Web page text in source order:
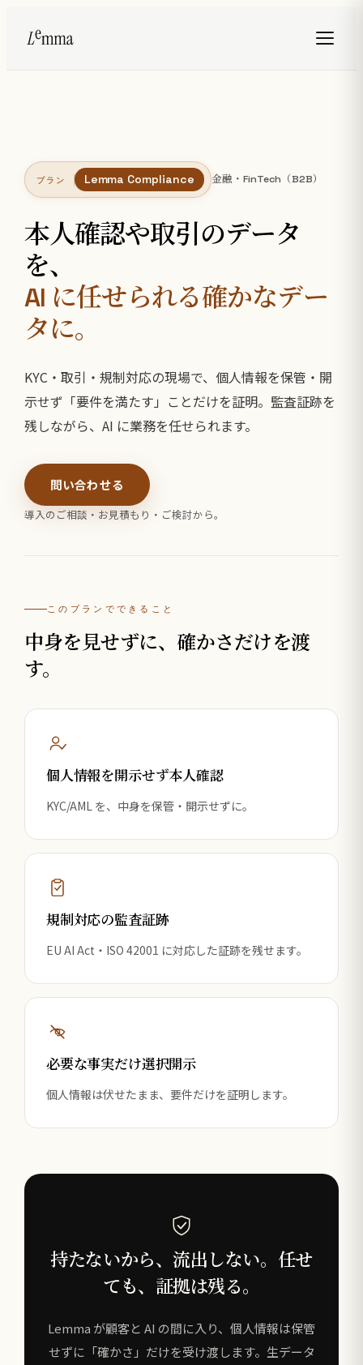
プラン Lemma Compliance 金融・FinTech（B2B）
本人確認や取引のデータ
を、
AI に任せられる確かなデー
タに。
KYC・取引・規制対応の現場で、個人情報を保管・開
示せず「要件を満たす」ことだけを証明。監査証跡を
残しながら、AI に業務を任せられます。
問い合わせる
導入のご相談・お見積もり・ご検討から。
このプランでできること
中身を見せずに、確かさだけを渡
す。
個人情報を開示せず本人確認
KYC/AML を、中身を保管・開示せずに。
規制対応の監査証跡
EU AI Act・ISO 42001 に対応した証跡を残せます。
必要な事実だけ選択開示
個人情報は伏せたまま、要件だけを証明します。
持たないから、流出しない。任せ
ても、証拠は残る。
Lemma が顧客と AI の間に入り、個人情報は保管
せずに「確かさ」だけを受け渡します。生データ